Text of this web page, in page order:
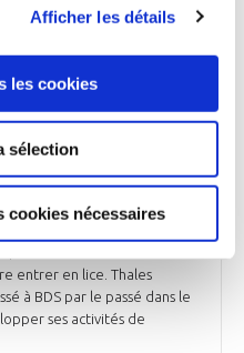
Afficher les détails
les cookies
sélection
cookies nécessaires
Times, Airbus et Atos
préalables sur
entre 1,5 Md€ et 1,8 Md€
un changement
direction de Jean-Pierre
trouver une solution à la
arrivant à échéance en
entrer en lice. Thales
à BDS par le passé dans le
ses activités de